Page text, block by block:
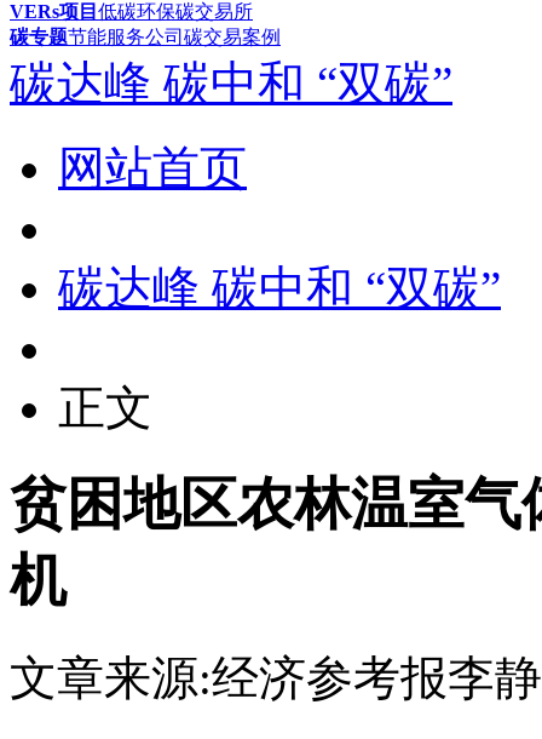
VERs项目 低碳环保碳交易所
碳专题节能服务公司 碳交易案例
碳达峰 碳中和 “双碳”
网站首页
碳达峰 碳中和 “双碳”
正文
贫困地区农林温室
机
文章来源:经济参考报李静